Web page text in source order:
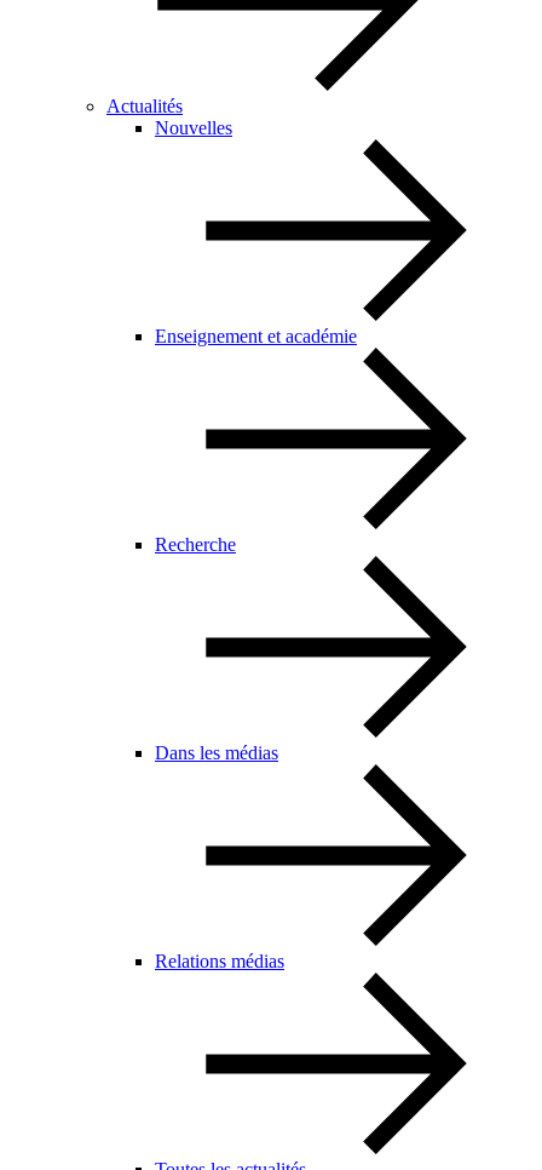
Actualités
Nouvelles
Enseignement et académie
Recherche
Dans les médias
Relations médias